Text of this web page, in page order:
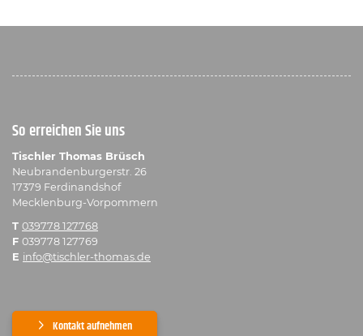
So erreichen Sie uns
Tischler Thomas Brüsch
Neubrandenburgerstr. 26
17379 Ferdinandshof
Mecklenburg-Vorpommern
T 039778 127768
F 039778 127769
E info@tischler-thomas.de
Kontakt aufnehmen